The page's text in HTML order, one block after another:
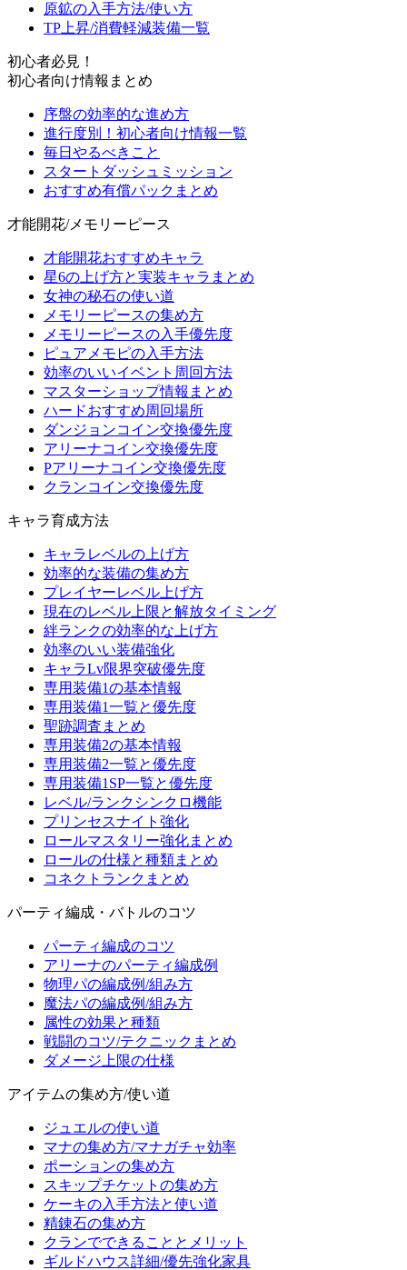
原鉱の入手方法/使い方
TP上昇/消費軽減装備一覧
初心者必見！
初心者向け情報まとめ
序盤の効率的な進め方
進行度別！初心者向け情報一覧
毎日やるべきこと
スタートダッシュミッション
おすすめ有償パックまとめ
才能開花/メモリーピース
才能開花おすすめキャラ
星6の上げ方と実装キャラまとめ
女神の秘石の使い道
メモリーピースの集め方
メモリーピースの入手優先度
ピュアメモピの入手方法
効率のいいイベント周回方法
マスターショップ情報まとめ
ハードおすすめ周回場所
ダンジョンコイン交換優先度
アリーナコイン交換優先度
Pアリーナコイン交換優先度
クランコイン交換優先度
キャラ育成方法
キャラレベルの上げ方
効率的な装備の集め方
プレイヤーレベル上げ方
現在のレベル上限と解放タイミング
絆ランクの効率的な上げ方
効率のいい装備強化
キャラLv限界突破優先度
専用装備1の基本情報
専用装備1一覧と優先度
聖跡調査まとめ
専用装備2の基本情報
専用装備2一覧と優先度
専用装備1SP一覧と優先度
レベル/ランクシンクロ機能
プリンセスナイト強化
ロールマスタリー強化まとめ
ロールの仕様と種類まとめ
コネクトランクまとめ
パーティ編成・バトルのコツ
パーティ編成のコツ
アリーナのパーティ編成例
物理パの編成例/組み方
魔法パの編成例/組み方
属性の効果と種類
戦闘のコツ/テクニックまとめ
ダメージ上限の仕様
アイテムの集め方/使い道
ジュエルの使い道
マナの集め方/マナガチャ効率
ポーションの集め方
スキップチケットの集め方
ケーキの入手方法と使い道
精錬石の集め方
クランでできることとメリット
ギルドハウス詳細/優先強化家具